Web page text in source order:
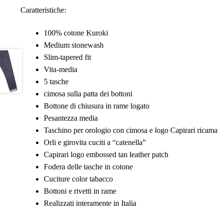
Caratteristiche:
100% cotone Kuroki
Medium stonewash
Slim-tapered fit
Vita-media
5 tasche
cimosa sulla patta dei bottoni
Bottone di chiusura in rame logato
Pesantezza media
Taschino per orologio con cimosa e logo Capirari
Orli e girovita cuciti a “catenella”
Capirari logo embossed tan leather patch
Fodera delle tasche in cotone
Cuciture color tabacco
Bottoni e rivetti in rame
Realizzati interamente in Italia